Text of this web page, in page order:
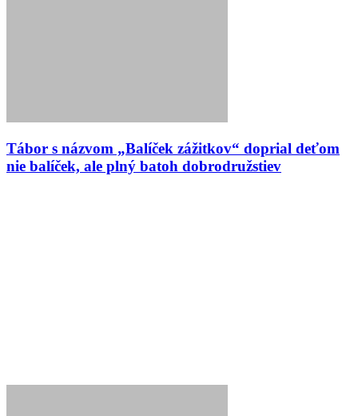
Tábor s názvom „Balíček zážitkov“ doprial deťom
nie balíček, ale plný batoh dobrodružstiev